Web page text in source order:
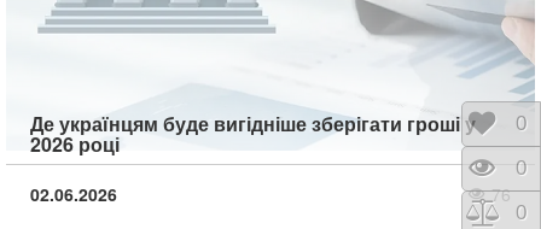
Де українцям буде вигідніше зберігати гроші у
2026 році
02.06.2026
76
0
0
0